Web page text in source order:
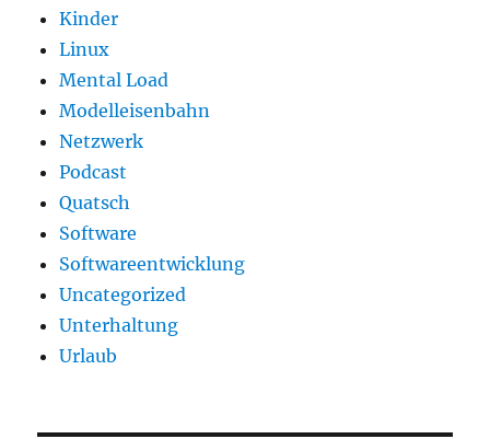
Kinder
Linux
Mental Load
Modelleisenbahn
Netzwerk
Podcast
Quatsch
Software
Softwareentwicklung
Uncategorized
Unterhaltung
Urlaub